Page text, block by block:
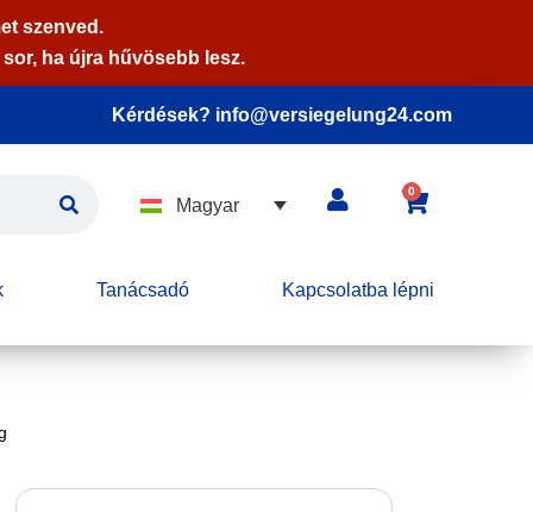
szenved.
ha újra hűvösebb lesz.
Kérdések? info@versiegelung24.com
Magyar
0
Tanácsadó Kapcsolatba lépni